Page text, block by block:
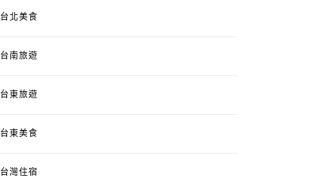
台北美食
台南旅遊
台東旅遊
台東美食
台灣住宿